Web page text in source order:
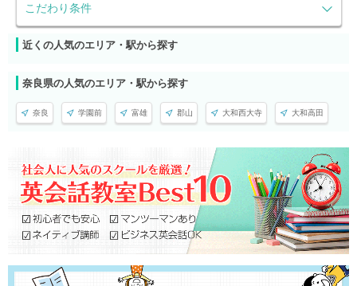
こだわり条件
近くの人気のエリア・駅から探す
奈良県の人気のエリア・駅から探す
奈良 学園前 富雄 郡山 大和西大寺 大和高田